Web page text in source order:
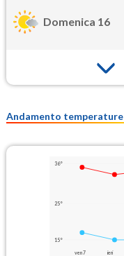
Domenica 16
Andamento
36°
25°
15°
ven 7 ieri